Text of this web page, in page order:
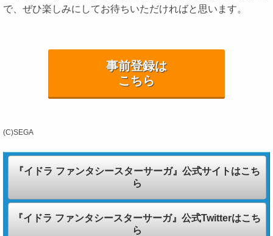
で、ぜひ楽しみにしてお待ちいただければと思います。
事前登録は
こちら
(C)SEGA
『イドラ ファンタシースターサーガ』公式サイトはこち
ら
『イドラ ファンタシースターサーガ』公式Twitterはこち
ら